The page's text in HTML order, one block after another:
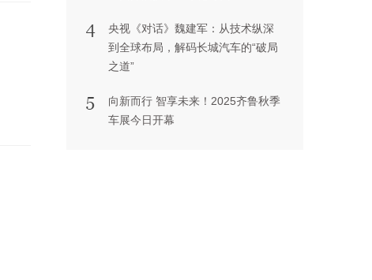
央视《对话》魏建军：从技术纵深
到全球布局，解码长城汽车的“破局
之道”
向新而行 智享未来！2025齐鲁秋季
车展今日开幕